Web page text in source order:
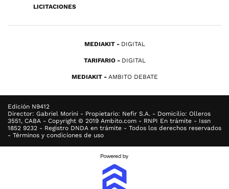
LICITACIONES
MEDIAKIT DIGITAL
TARIFARIO DIGITAL
MEDIAKIT AMBITO DEBATE
Edición N9412
Director: Gabriel Morini - Propietario: Nefir S.A. - Domicilio: Olleros
3551, CABA - Copyright © 2019 Ambito.com - RNPI En trámite - Issn
1852 9232 - Registro DNDA en trámite - Todos los derechos reservados
- Términos y condiciones de uso